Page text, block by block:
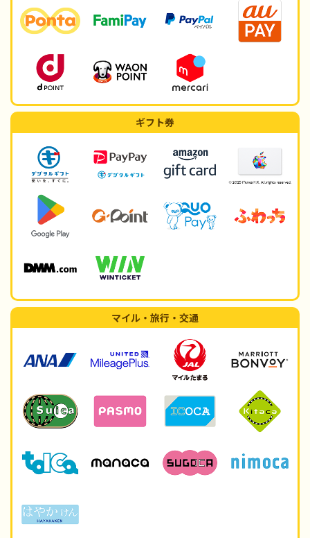
ギフト券
マイル・旅行・交通